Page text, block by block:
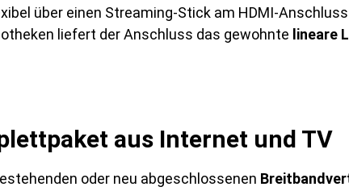
über einen Streaming-Stick am HDMI-
liefert der Anschluss das gewohnte lineare
aus Internet und TV
oder neu abgeschlossenen